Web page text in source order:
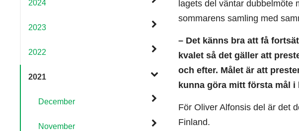
2024
2023
2022
2021
December
November
lagets del väntar dubbelmöte
sommarens samling med
– Det känns bra att få
kvalet så det gäller att
och efter. Målet är att
kunna göra mitt första mål
För Oliver Alfonsis del är det
Finland.